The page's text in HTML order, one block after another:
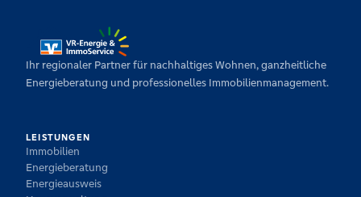
Ihr regionaler Partner für nachhaltiges Wohnen, ganzheitliche
Energieberatung und professionelles Immobilienmanagement.
LEISTUNGEN
Immobilien
Energieberatung
Energieausweis